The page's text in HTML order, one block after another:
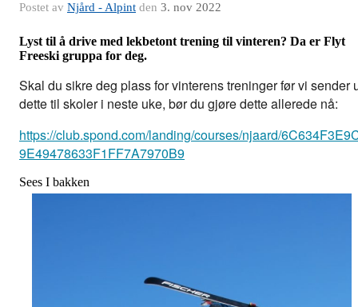
Postet av Njård - Alpint den 3. nov 2022
Lyst til å drive med lekbetont trening til vinteren? Da er Flyt
Freeski gruppa for deg.
Skal du sikre deg plass for vinterens treninger før vi sender
dette til skoler i neste uke, bør du gjøre dette allerede nå:
https://club.spond.com/landing/courses/njaard/
9E49478633F1FF7A7970B9
Sees I bakken